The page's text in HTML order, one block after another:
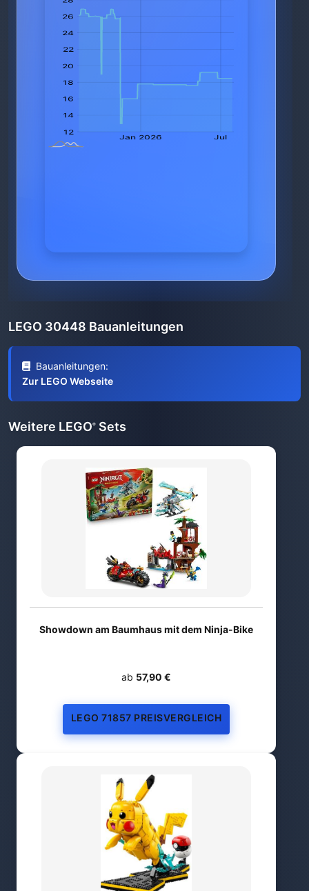
LEGO 30448 Bauanleitungen
Bauanleitungen:
Zur LEGO Webseite
Weitere LEGO® Sets
Showdown am Baumhaus mit dem Ninja-Bike
ab 57,90 €
LEGO 71857 PREISVERGLEICH